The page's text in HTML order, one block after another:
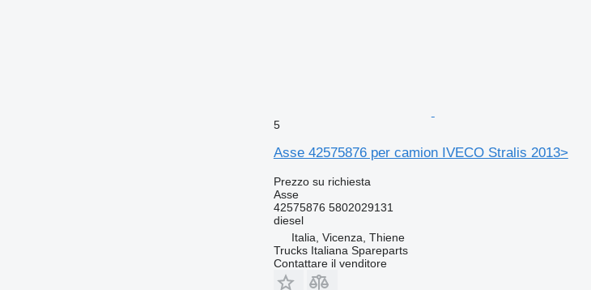
5
Asse 42575876 per camion IVECO Stralis 2013>
Prezzo su richiesta
Asse
42575876 5802029131
diesel
Italia, Vicenza, Thiene
Trucks Italiana Spareparts
Contattare il venditore